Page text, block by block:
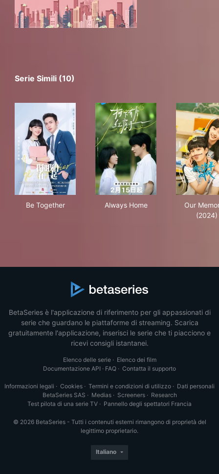
Serie Simili (10)
Be Together Always Home
Our
(2024)
BetaSeries è l'applicazione di riferimento per gli appassionati di
serie che guardano le piattaforme di streaming. Scarica
gratuitamente l'applicazione, inserisci le serie che ti piacciono e
ricevi consigli istantanei.
Elenco delle serie· Elenco dei film
Documentazione API · FAQ · Contatta il supporto
Informazioni legali · Cookies · Termini e condizioni di utilizzo · Dati personali
BetaSeries SAS · Medias· Screeners· Research
Test pilota di una serie TV · Pannello degli spettatori Francia
© 2026 BetaSeries - Tutti i contenuti esterni rimangono di proprietà del
legittimo proprietario.
Italiano